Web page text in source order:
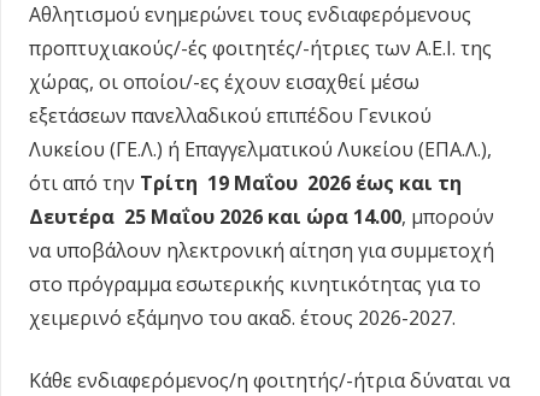
Αθλητισμού ενημερώνει τους ενδιαφερόμενους
προπτυχιακούς/-ές φοιτητές/-ήτριες των Α.Ε.Ι. της
χώρας, οι οποίοι/-ες έχουν εισαχθεί μέσω
εξετάσεων πανελλαδικού επιπέδου Γενικού
Λυκείου (ΓΕ.Λ.) ή Επαγγελματικού Λυκείου (ΕΠΑ.Λ.),
ότι από την Τρίτη 19 Μαΐου 2026 έως και τη
Δευτέρα 25 Μαΐου 2026 και ώρα 14.00, μπορούν
να υποβάλουν ηλεκτρονική αίτηση για συμμετοχή
στο πρόγραμμα εσωτερικής κινητικότητας για το
χειμερινό εξάμηνο του ακαδ. έτους 2026-2027.
Κάθε ενδιαφερόμενος/η φοιτητής/-ήτρια δύναται να